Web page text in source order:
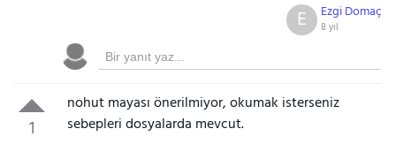
Ezgi Domaç
8 yıl
E
1
nohut mayası önerilmiyor, okumak isterseniz
sebepleri dosyalarda mevcut.